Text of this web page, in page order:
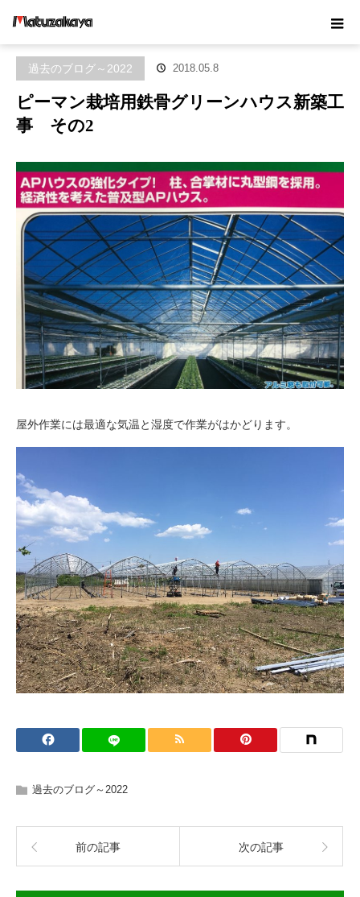
ブログ
ピーマン栽培用鉄骨グリー
過去のブログ～2022 2018.05.8
ピーマン栽培用鉄骨グリーンハウス新築工
事 その2
屋外作業には最適な気温と湿度で作業がはかどります。
過去のブログ～2022
前の記事 次の記事